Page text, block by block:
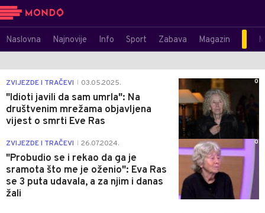
Naslovna Najnovije Info Sport Zabava Magazin
ZVIJEZDE I TRAČEVI 03.05.2025.
"Idioti javili da sam umrla": Na
društvenim mrežama objavljena
vijest o smrti Eve Ras
0
ZVIJEZDE I TRAČEVI 26.07.2024.
"Probudio se i rekao da ga je
sramota što me je oženio": Eva Ras
se 3 puta udavala, a za njim i danas
žali
0